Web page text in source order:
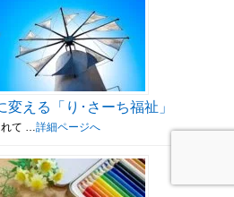
える「り･さーち福祉」
れて …詳細ページへ